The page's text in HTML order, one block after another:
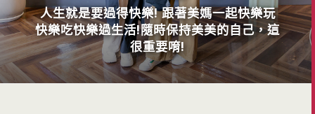
人生就是要過得快樂! 跟著美媽一起快樂玩
快樂吃快樂過生活!隨時保持美美的自己，這
很重要唷!